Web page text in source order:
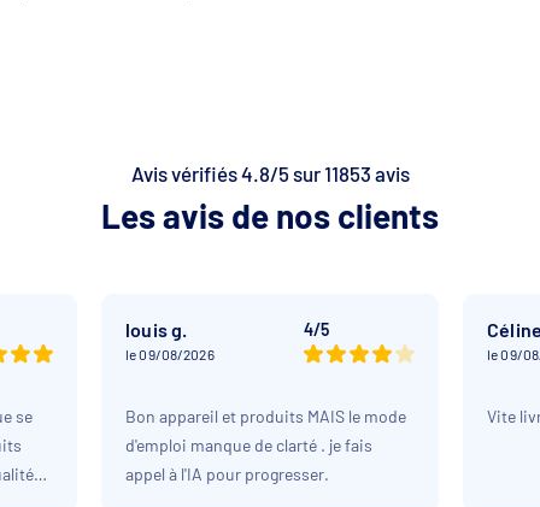
Avis vérifiés 4.8/5 sur 11853 avis
Les avis de nos clients
se
louis g. 4/5
le 09/08/2026
Bon appareil et produits MAIS le mode
d'emploi manque de clarté . je fais
appel à l'IA pour progresser.
le 09/
Vite